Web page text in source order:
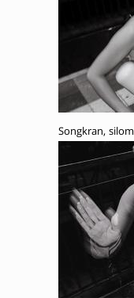
Songkran, silom